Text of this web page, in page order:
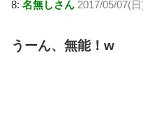
8: 名無しさん 2017/05/07(
うーん、無能！w